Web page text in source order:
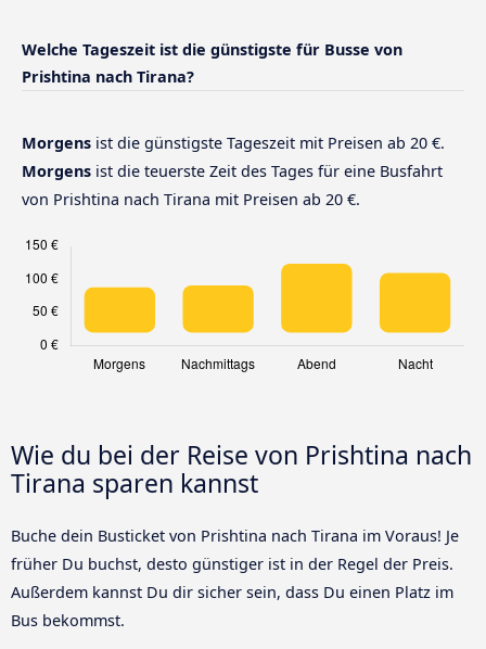
Welche Tageszeit ist die günstigste für Busse von
Prishtina nach Tirana?
Morgens ist die günstigste Tageszeit mit Preisen ab 20 €.
Morgens ist die teuerste Zeit des Tages für eine Busfahrt
von Prishtina nach Tirana mit Preisen ab 20 €.
Wie du bei der Reise von Prishtina nach
Tirana sparen kannst
Buche dein Busticket von Prishtina nach Tirana im Voraus! Je
früher Du buchst, desto günstiger ist in der Regel der Preis.
Außerdem kannst Du dir sicher sein, dass Du einen Platz im
Bus bekommst.